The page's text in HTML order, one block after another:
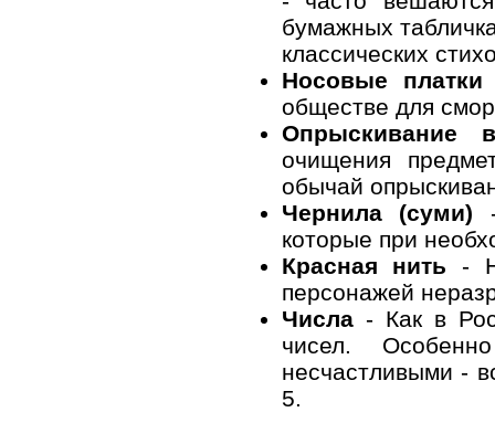
бумажных
классических
Носовые платки
обществе для
Опрыскивание
очищения
обычай
Чернила (суми)
которые при
Красная нить -
персонажей
Числа - Как в
чисел.
несчастливыми -
5.